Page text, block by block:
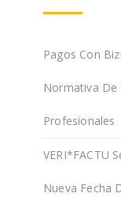
Pagos Con
Normativa De
Profesionales
VERI*FACTU
Nueva Fecha